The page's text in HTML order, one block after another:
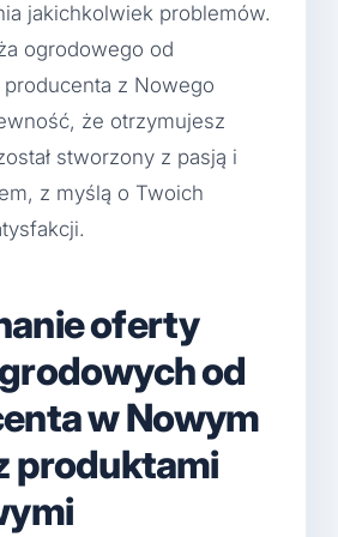
jakichkolwiek problemów.
ogrodowego od
z Nowego
że otrzymujesz
stworzony z pasją i
z myślą o Twoich
oferty
od
w Nowym
produktami